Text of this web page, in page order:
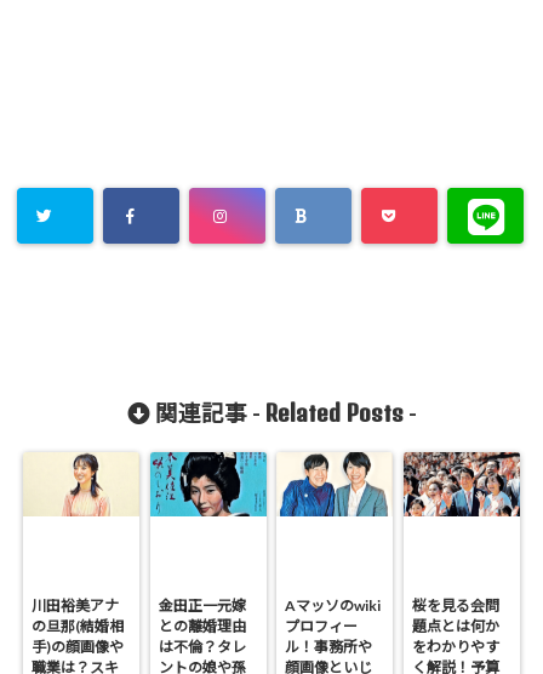
関連記事 - Related Posts-
川田裕美アナ
の旦那(結婚相
手)の顔画像や
職業は？スキ
金田正一元嫁
との離婚理由
は不倫？タレ
ントの娘や孫
Aマッソのwiki
プロフィー
ル！事務所や
顔画像といじ
桜を見る会問
題点とは何か
をわかりやす
く解説！予算